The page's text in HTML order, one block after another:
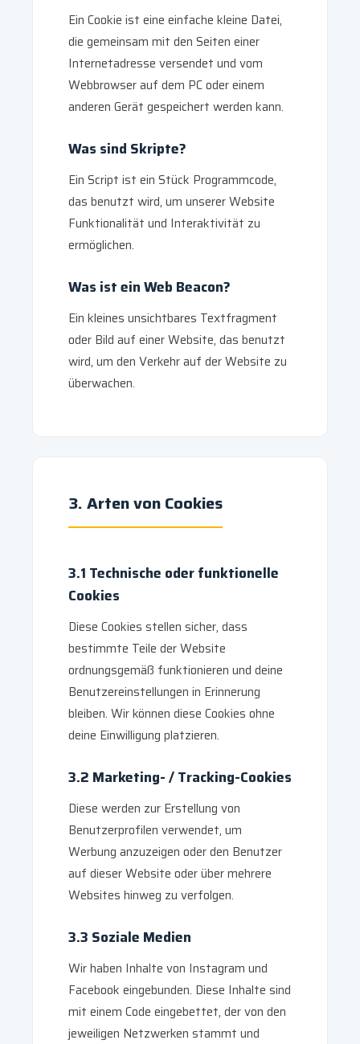
Ein Cookie ist eine einfache kleine Datei,
die gemeinsam mit den Seiten einer
Internetadresse versendet und vom
Webbrowser auf dem PC oder einem
anderen Gerät gespeichert werden kann.
Was sind Skripte?
Ein Script ist ein Stück Programmcode,
das benutzt wird, um unserer Website
Funktionalität und Interaktivität zu
ermöglichen.
Was ist ein Web Beacon?
Ein kleines unsichtbares Textfragment
oder Bild auf einer Website, das benutzt
wird, um den Verkehr auf der Website zu
überwachen.
3. Arten von Cookies
3.1 Technische oder funktionelle
Cookies
Diese Cookies stellen sicher, dass
bestimmte Teile der Website
ordnungsgemäß funktionieren und deine
Benutzereinstellungen in Erinnerung
bleiben. Wir können diese Cookies ohne
deine Einwilligung platzieren.
3.2 Marketing- / Tracking-Cookies
Diese werden zur Erstellung von
Benutzerprofilen verwendet, um
Werbung anzuzeigen oder den Benutzer
auf dieser Website oder über mehrere
Websites hinweg zu verfolgen.
3.3 Soziale Medien
Wir haben Inhalte von Instagram und
Facebook eingebunden. Diese Inhalte sind
mit einem Code eingebettet, der von den
jeweiligen Netzwerken stammt und